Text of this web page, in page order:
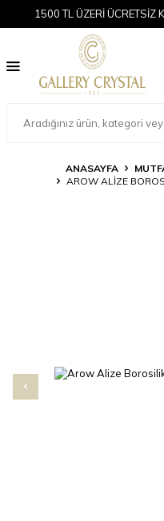
1500 TL ÜZERİ ÜCRETSİZ
ANASAYFA
AROW ALIZE